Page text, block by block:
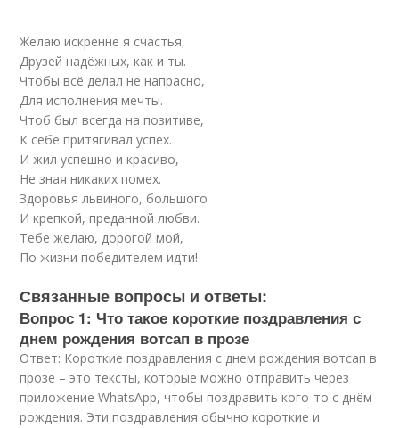
Желаю искренне я счастья,
Друзей надёжных, как и ты.
Чтобы всё делал не напрасно,
Для исполнения мечты.
Чтоб был всегда на позитиве,
К себе притягивал успех.
И жил успешно и красиво,
Не зная никаких помех.
Здоровья львиного, большого
И крепкой, преданной любви.
Тебе желаю, дорогой мой,
По жизни победителем идти!
Связанные вопросы и ответы:
Вопрос 1: Что такое короткие поздравления с
днем рождения вотсап в прозе
Ответ: Короткие поздравления с днем рождения вотсап в
прозе – это тексты, которые можно отправить через
приложение WhatsApp, чтобы поздравить кого-то с днём
рождения. Эти поздравления обычно короткие и